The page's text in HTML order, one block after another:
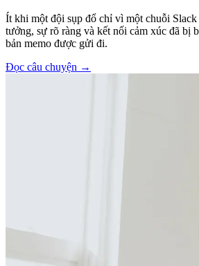
Ít khi một đội sụp đổ chỉ vì một chuỗi
tưởng, sự rõ ràng và kết nối cảm xúc đã bị
bản memo được gửi đi.
Đọc câu chuyện →